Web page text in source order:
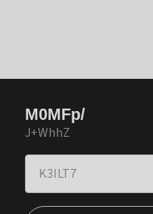
M0MFp/
J+WhhZ